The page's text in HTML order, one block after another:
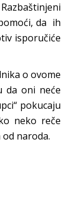
da ih
isporučiće
o ovome
da oni neće
pokucaju
neko reče
naroda.